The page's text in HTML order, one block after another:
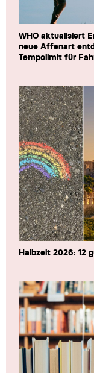
WHO aktualisiert
neue Affenart
Tempolimit für
Halbzeit 2026: 12